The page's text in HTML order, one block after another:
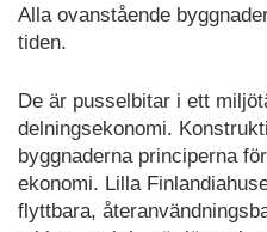
Alla ovanstående
tiden.
De är pusselbitar i ett
delningsekonomi.
byggnaderna principerna
ekonomi. Lilla
flyttbara,